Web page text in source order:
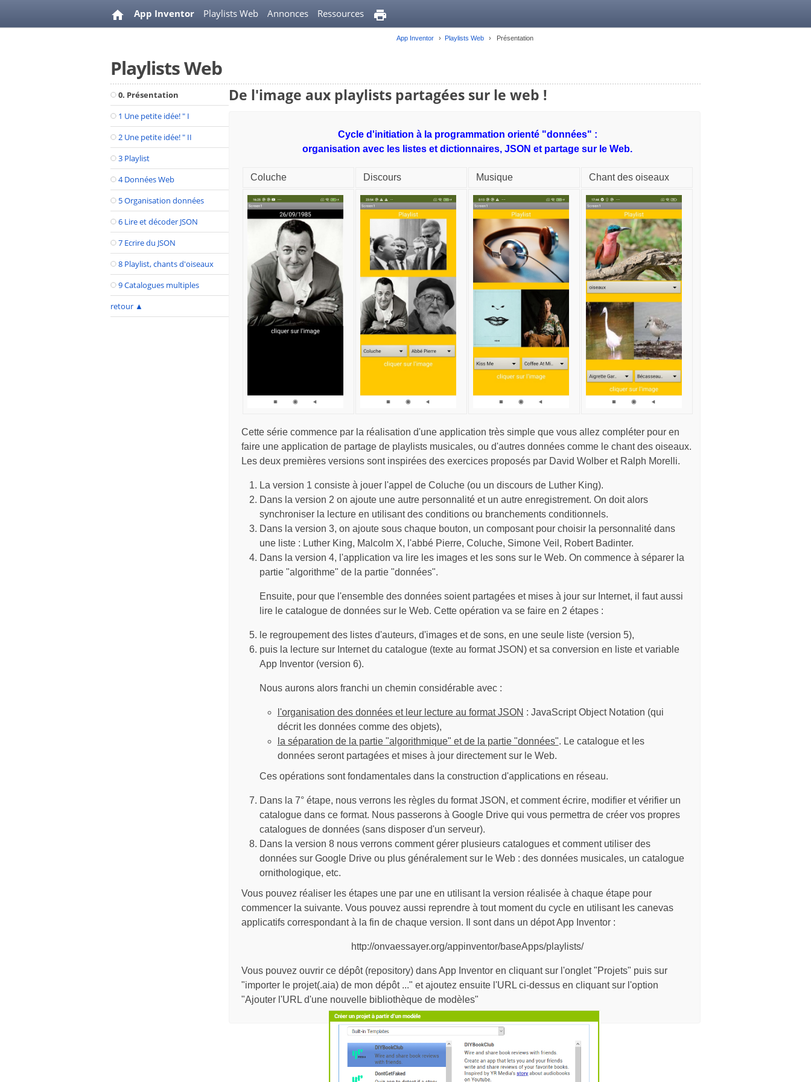
App Inventor Playlists Web Annonces Ressources
App Inventor Playlists Web Présentation
Playlists Web
0. Présentation
1 Une petite idée! " I
2 Une petite idée! " II
3 Playlist
4 Données Web
5 Organisation données
6 Lire et décoder JSON
7 Ecrire du JSON
8 Playlist, chants d'oiseaux
9 Catalogues multiples
retour ▲
De l'image aux playlists partagées sur le web !
Cycle d'initiation à la programmation orienté "données" :
organisation avec les listes et dictionnaires, JSON et partage sur le Web.
Coluche Discours Musique Chant des oiseaux
Cette série commence par la réalisation d'une application très simple que vous allez compléter pour en
faire une application de partage de playlists musicales, ou d'autres données comme le chant des oiseaux.
Les deux premières versions sont inspirées des exercices proposés par David Wolber et Ralph Morelli.
La version 1 consiste à jouer l'appel de Coluche (ou un discours de Luther King).
Dans la version 2 on ajoute une autre personnalité et un autre enregistrement. On doit alors
synchroniser la lecture en utilisant des conditions ou branchements conditionnels.
Dans la version 3, on ajoute sous chaque bouton, un composant pour choisir la personnalité dans
une liste : Luther King, Malcolm X, l'abbé Pierre, Coluche, Simone Veil, Robert Badinter.
Dans la version 4, l'application va lire les images et les sons sur le Web. On commence à séparer la
partie "algorithme" de la partie "données".
Ensuite, pour que l'ensemble des données soient partagées et mises à jour sur Internet, il faut aussi
lire le catalogue de données sur le Web. Cette opération va se faire en 2 étapes :
le regroupement des listes d'auteurs, d'images et de sons, en une seule liste (version 5),
puis la lecture sur Internet du catalogue (texte au format JSON) et sa conversion en liste et variable
App Inventor (version 6).
Nous aurons alors franchi un chemin considérable avec :
l'organisation des données et leur lecture au format JSON : JavaScript Object Notation (qui
décrit les données comme des objets),
la séparation de la partie "algorithmique" et de la partie "données". Le catalogue et les
données seront partagées et mises à jour directement sur le Web.
Ces opérations sont fondamentales dans la construction d'applications en réseau.
Dans la 7° étape, nous verrons les règles du format JSON, et comment écrire, modifier et vérifier un
catalogue dans ce format. Nous passerons à Google Drive qui vous permettra de créer vos propres
catalogues de données (sans disposer d'un serveur).
Dans la version 8 nous verrons comment gérer plusieurs catalogues et comment utiliser des
données sur Google Drive ou plus généralement sur le Web : des données musicales, un catalogue
ornithologique, etc.
Vous pouvez réaliser les étapes une par une en utilisant la version réalisée à chaque étape pour
commencer la suivante. Vous pouvez aussi reprendre à tout moment du cycle en utilisant les canevas
applicatifs correspondant à la fin de chaque version. Il sont dans un dépot App Inventor :
http://onvaessayer.org/appinventor/baseApps/playlists/
Vous pouvez ouvrir ce dépôt (repository) dans App Inventor en cliquant sur l'onglet "Projets" puis sur
"importer le projet(.aia) de mon dépôt ..." et ajoutez ensuite l'URL ci-dessus en cliquant sur l'option
"Ajouter l'URL d'une nouvelle bibliothèque de modèles"